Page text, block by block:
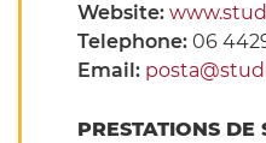
Website:
Telephone: 06
Email:
PRESTATIONS DE